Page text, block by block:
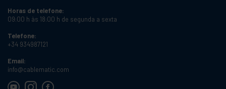
Horas de telefone:
09:00 h às 18:00 h de segunda a sexta
Telefone:
+34 934987121
Email:
info@cablematic.com